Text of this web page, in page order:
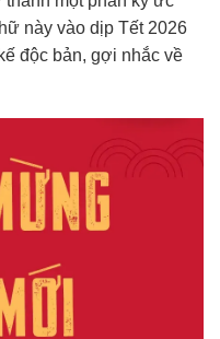
này vào dịp Tết 2026
độc bản, gợi nhắc về